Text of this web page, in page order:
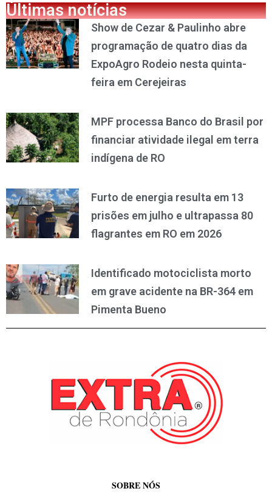
Últimas notícias
Show de Cezar & Paulinho abre
programação de quatro dias da
ExpoAgro Rodeio nesta quinta-
feira em Cerejeiras
MPF processa Banco do Brasil por
financiar atividade ilegal em terra
indígena de RO
Furto de energia resulta em 13
prisões em julho e ultrapassa 80
flagrantes em RO em 2026
Identificado motociclista morto
em grave acidente na BR-364 em
Pimenta Bueno
SOBRE NÓS